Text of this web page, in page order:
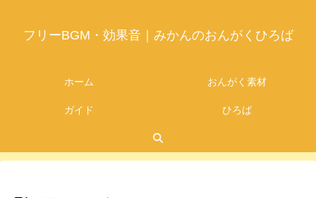
フリーBGM・効果音｜みかんのおんがくひろば
ホーム おんがく素材
ガイド ひろば